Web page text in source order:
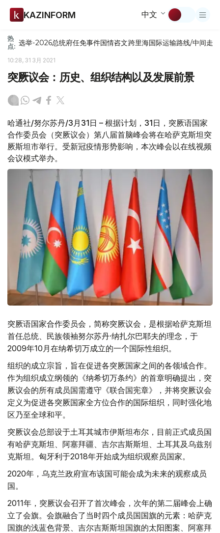
KAZINFORM 中文
热
点: 选举-2026总统府任免事件国情咨文跨里海国际运输路线/中间走廊
10:28, 31 3月 2021
突厥议会：历史、组织结构以及发展前景
哈通社/努尔苏丹/3月31日 – 根据计划，31日，突厥语国家
合作委员会（突厥议会）第八届首脑峰会将在哈萨克斯坦突
厥斯坦市举行。受新冠疫情形势影响，本次峰会以在线视频
会议模式举办。
突厥语国家合作委员会，简称突厥议会，是根据哈萨克斯坦
首任总统、民族领袖努尔苏丹·纳扎尔巴耶夫的理念，于
2009年10月在纳希切万成立的一个国际性组织。
组织的成立宗旨，旨在促进各突厥国家之间的各领域合作。
作为组织成立纲领的《纳希切万条约》的首章明确提出，突
厥议会的所有成员国需遵守《联合国宪章》，并将突厥议会
定义为促进各突厥国家全方位合作的国际组织，同时强化地
区乃至全球和平。
突厥议会总部设于土耳其城市伊斯坦布尔，目前正式成员国
有哈萨克斯坦、阿塞拜疆、吉尔吉斯斯坦、土耳其及乌兹别
克斯坦。匈牙利于2018年开始成为组织观察员国家。
2020年，乌克兰政府宣布该国可能会成为未来的观察成员
国。
2011年，突厥议会召开了首次峰会，次年的第二届峰会上确
立了会旗。会旗融合了当时四个成员国国旗的元素：哈萨克
国旗的浅蓝色背景、吉尔吉斯斯坦国旗的太阳图案、阿塞拜